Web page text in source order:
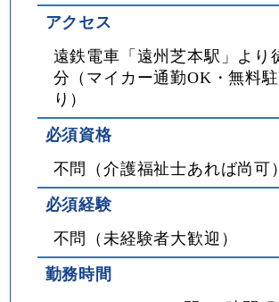
アクセス
遠鉄電車「遠州芝本駅」より
分（マイカー通勤OK・無料
り）
必須資格
不問（介護福祉士あれば尚可）
必須経験
不問（未経験者大歓迎）
勤務時間